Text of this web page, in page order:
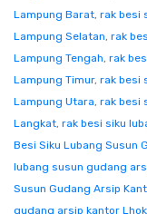
Lampung Barat, rak besi
Lampung Selatan, rak
Lampung Tengah, rak
Lampung Timur, rak besi
Lampung Utara, rak besi
Langkat, rak besi siku
Besi Siku Lubang Susun
lubang susun gudang
Susun Gudang Arsip
gudang arsip kantor